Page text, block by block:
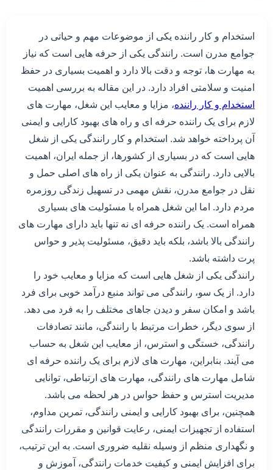
استخدام و کار راننده یکی از موضوعات مهم و حیاتی در
جوامع مدرن است. رانندگی یکی از حرفه هایی است که نیاز
به مهارت ها، توجه و دقت بالا دارد و اهمیت بسیاری در حفظ
امنیت و سلامتی افراد دارد. در این مقاله به بررسی اهمیت
استخدام و کار راننده، مزایا و معایب این شغل، مهارت های
لازم برای یک راننده حرفه ای و راه های بهبود کارایی و ایمنی
آن پرداخته خواهد شد. استخدام و کار رانندگی یکی از شغل
هایی است که در بسیاری از کشورها، از جمله ایران، اهمیت
بالایی دارد. رانندگی به عنوان یکی از راه های اصلی حمل و
نقل در جوامع مدرن، نقش مهمی در تسهیل زندگی روزمره
مردم دارد. اما این شغل همراه با مسئولیت های بسیاری
همراه است. یک راننده حرفه ای نه تنها باید دارای مهارت های
رانندگی بالا باشد، بلکه باید دقیق، مسئولیت پذیر و حواس
پرت داشته باشد.
رانندگی یکی از شغل هایی است که مزایا و معایب خود را
دارد. از یک سو، رانندگی می تواند منبع درآمد خوبی برای فرد
باشد و امکان سفر و دیدن جاهای مختلف را به فرد می دهد.
از سوی دیگر، خطرات مرتبط با رانندگی، مانند تصادفات
رانندگی، خستگی و استرس، از معایب این شغل به حساب
می آیند. بنابراین، مهارت های لازم برای یک راننده حرفه ای
شامل مهارت های رانندگی، مهارت های ارتباطی، توانایی
مدیریت استرس و حفظ حواس در هر لحظه می باشد.
همچنین، برای بهبود کارایی و ایمنی رانندگی، تمرین مداوم،
استفاده از تجهیزات ایمنی، رعایت قوانین و مقررات رانندگی
و نگهداری منظم از وسیله نقلیه ضروری است. به این ترتیب،
برای افزایش ایمنی و کیفیت خدمات رانندگی، آموزش و